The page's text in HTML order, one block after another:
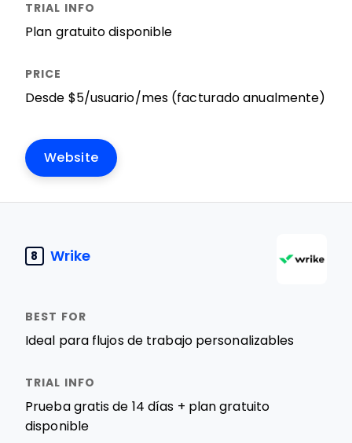
Plan gratuito disponible
Desde $5/usuario/mes (facturado anualmente)
Website
8 Wrike
Ideal para flujos de trabajo personalizables
Prueba gratis de 14 días + plan gratuito
disponible